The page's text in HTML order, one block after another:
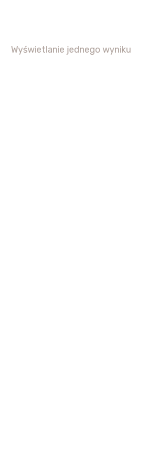
Wyświetlanie jednego wyniku